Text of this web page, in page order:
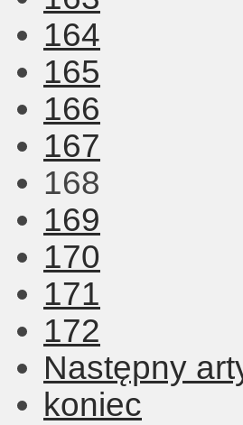
164
165
166
167
168
169
170
171
172
Następny
koniec